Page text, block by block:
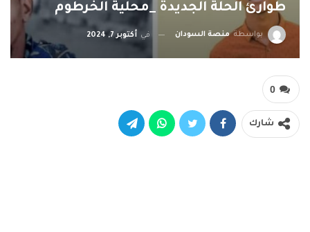
طوارئ الحلة الجديدة _محلية الخرطوم
بواسطةمنصة السودان في أكتوبر 7, 2024
0
شارك